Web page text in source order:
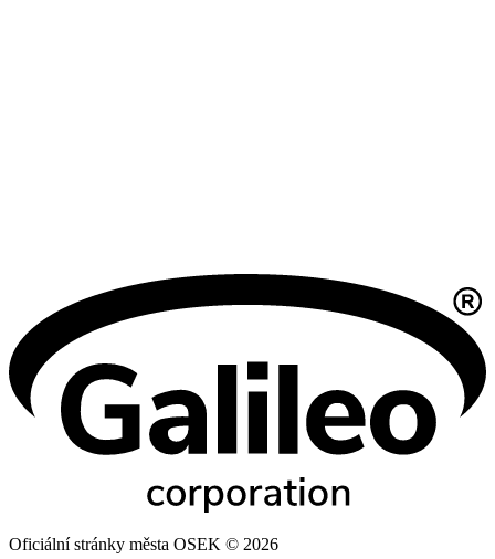
Oficiální stránky města OSEK © 2026